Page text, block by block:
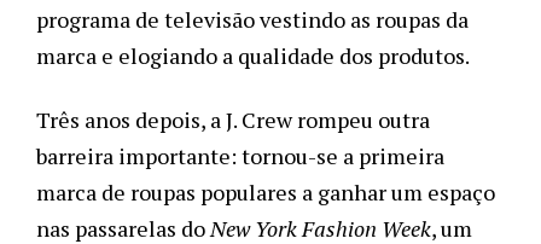
programa de televisão vestindo as roupas da
marca e elogiando a qualidade dos produtos.
Três anos depois, a J. Crew rompeu outra
barreira importante: tornou-se a primeira
marca de roupas populares a ganhar um espaço
nas passarelas do New York Fashion Week, um